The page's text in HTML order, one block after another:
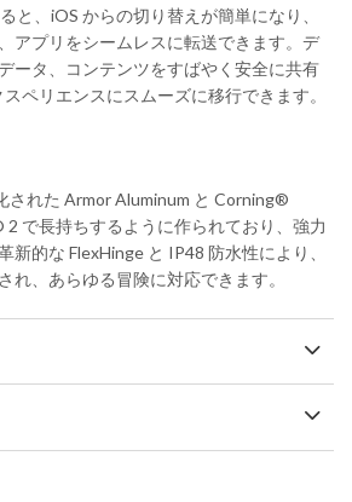
と、iOS からの切り替えが簡単になり、
アプリをシームレスに転送できます。デ
ータ、コンテンツをすばやく安全に共有
ペリエンスにスムーズに移行できます。
された Armor Aluminum と Corning®
で長持ちするように作られており、強力
新的な FlexHinge と IP48 防水性により、
れ、あらゆる冒険に対応できます。